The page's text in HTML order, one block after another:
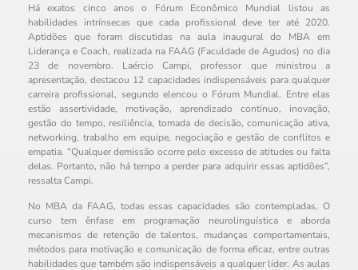
Há exatos cinco anos o Fórum Econômico Mundial listou as
habilidades intrínsecas que cada profissional deve ter até 2020.
Aptidões que foram discutidas na aula inaugural do MBA em
Liderança e Coach, realizada na FAAG (Faculdade de Agudos) no dia
23 de novembro. Laércio Campi, professor que ministrou a
apresentação, destacou 12 capacidades indispensáveis para qualquer
carreira profissional, segundo elencou o Fórum Mundial. Entre elas
estão assertividade, motivação, aprendizado contínuo, inovação,
gestão do tempo, resiliência, tomada de decisão, comunicação ativa,
networking, trabalho em equipe, negociação e gestão de conflitos e
empatia. “Qualquer demissão ocorre pelo excesso de atitudes ou falta
delas. Portanto, não há tempo a perder para adquirir essas aptidões”,
ressalta Campi.
No MBA da FAAG, todas essas capacidades são contempladas. O
curso tem ênfase em programação neurolinguística e aborda
mecanismos de retenção de talentos, mudanças comportamentais,
métodos para motivação e comunicação de forma eficaz, entre outras
habilidades que também são indispensáveis a qualquer líder. As aulas